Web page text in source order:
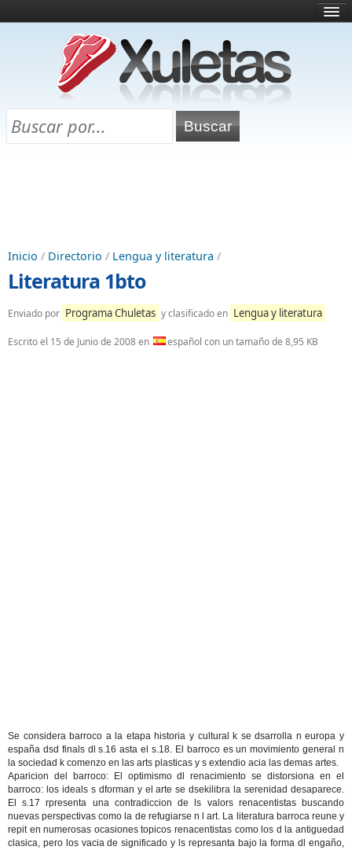
¿Qué es esto?
Directorio
Chuletas para exámenes
Inicio / Directorio / Lengua y literatura /
Literatura 1bto
Enviado por Programa Chuletas y clasificado en Lengua y literatura
Escrito el 15 de Junio de 2008en español con un tamaño de 8,95 KB
Se considera barroco a la etapa historia y cultural k se dsarrolla n europa y
españa dsd finals dl s.16 asta el s.18. El barroco es un movimiento general n
la sociedad k comenzo en las arts plasticas y s extendio acia las demas artes.
Aparicion del barroco: El optimismo dl renacimiento se distorsiona en el
barroco: los ideals s dforman y el arte se dsekilibra la serenidad desaparece.
El s.17 rpresenta una contradiccion de ls valors renacentistas buscando
nuevas perspectivas como la de refugiarse n l art. La literatura barroca reune y
repit en numerosas ocasiones topicos renacentistas como los d la antiguedad
clasica, pero los vacia de significado y ls represanta bajo la forma dl engaño,